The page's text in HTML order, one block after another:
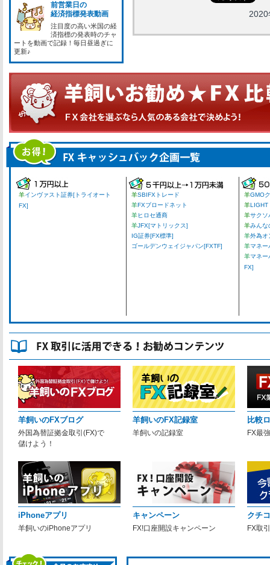
前営業日の
経済指標発表動画
注目度の高い米国の経
済指標の発表時のチャ
ートを動画で記録！毎日昼過ぎに
更新♪
羊インヴァスト証券[トライオート
FX]
羊SBIFXトレード
羊FXブロードネット
羊ヒロセ通商
羊JFX[マトリックス]
IG証券[FX標準]
ゴールデンウェイジャパン[FXTF]
羊GMO
羊LIGHT
羊サクソ
羊みんな
羊外為オ
羊マネー
羊マネー
FX]
羊飼いのFXブログ
外国為替証拠金取引(FX)で
儲けよう！
羊飼いのFX記録室
羊飼いの記録室
比較
FX最
iPhoneアプリ
羊飼いのiPhoneアプリ
キャンペーン
FX!口座開設キャンペーン
クチ
FX取